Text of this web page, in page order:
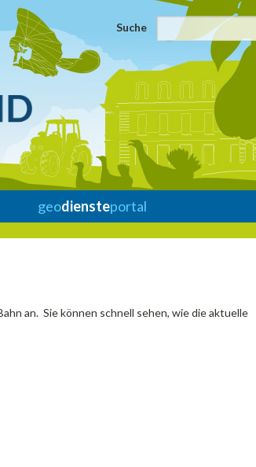
Suche
geodiensteportal
an. Sie können schnell sehen, wie die aktuelle